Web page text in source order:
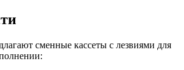
сменные кассеты с лезвиями для